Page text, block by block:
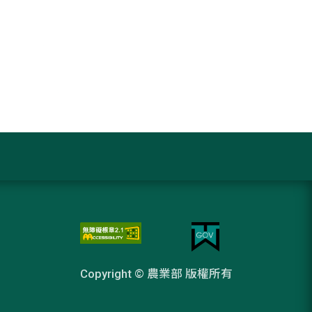
Copyright © 農業部 版權所有